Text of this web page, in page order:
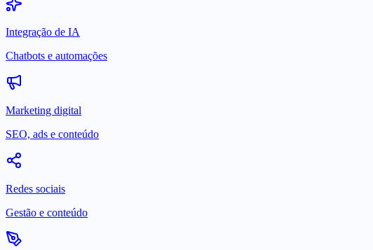
Integração de IA
Chatbots e automações
Marketing digital
SEO, ads e conteúdo
Redes sociais
Gestão e conteúdo